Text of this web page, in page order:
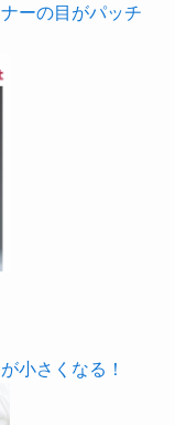
ーの目がパッチ
小さくなる！